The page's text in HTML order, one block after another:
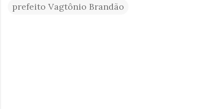
prefeito Vagtônio Brandão